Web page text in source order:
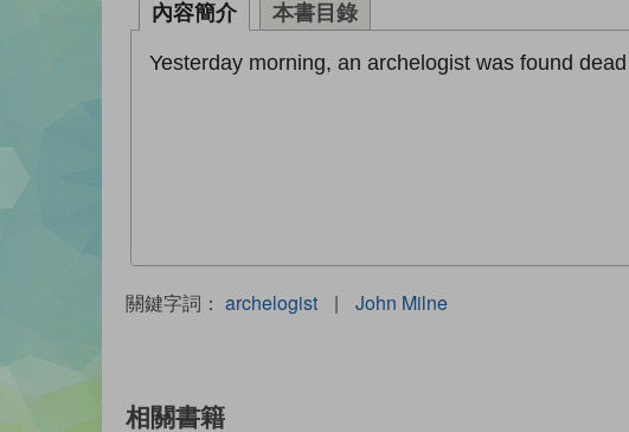
內容簡介 本書目錄
Yesterday morning, an archelogist was found
關鍵字詞： archelogist | John Milne
相關書籍